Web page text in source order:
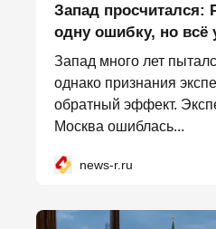
Запад просчитался:
одну ошибку, но всё
Запад много лет
однако признания
обратный эффект.
Москва ошиблась...
news-r.ru